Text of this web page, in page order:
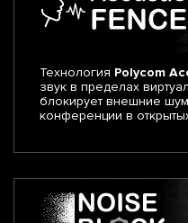
Технология Polycom
звук в пределах
блокирует внешние
конференции в